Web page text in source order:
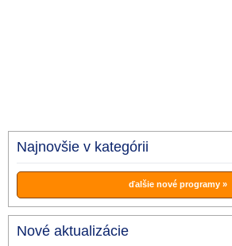
Najnovšie v kategórii
ďalšie nové programy »
Nové aktualizácie